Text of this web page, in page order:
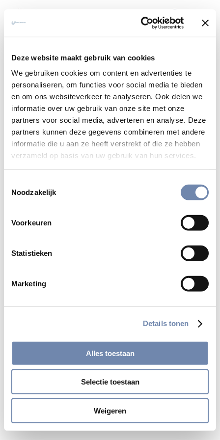
Deze website maakt gebruik van cookies
We gebruiken cookies om content en advertenties te
personaliseren, om functies voor social media te bieden
en om ons websiteverkeer te analyseren. Ook delen we
informatie over uw gebruik van onze site met onze
partners voor social media, adverteren en analyse. Deze
partners kunnen deze gegevens combineren met andere
informatie die u aan ze heeft verstrekt of die ze hebben
verzameld op basis van uw gebruik van hun services.
Noodzakelijk
Voorkeuren
Statistieken
Marketing
Details tonen
Alles toestaan
Selectie toestaan
Weigeren
Karl Rahner sj
Dogma's zijn als lantaarnpalen. Ze
laten je toe de weg te vinden in het
duister. Maar alleen dronkenlappen
klampen er zich aan vast.
© 2026 Jezuïeten in Nederland en Vlaanderen
site by:gopublic